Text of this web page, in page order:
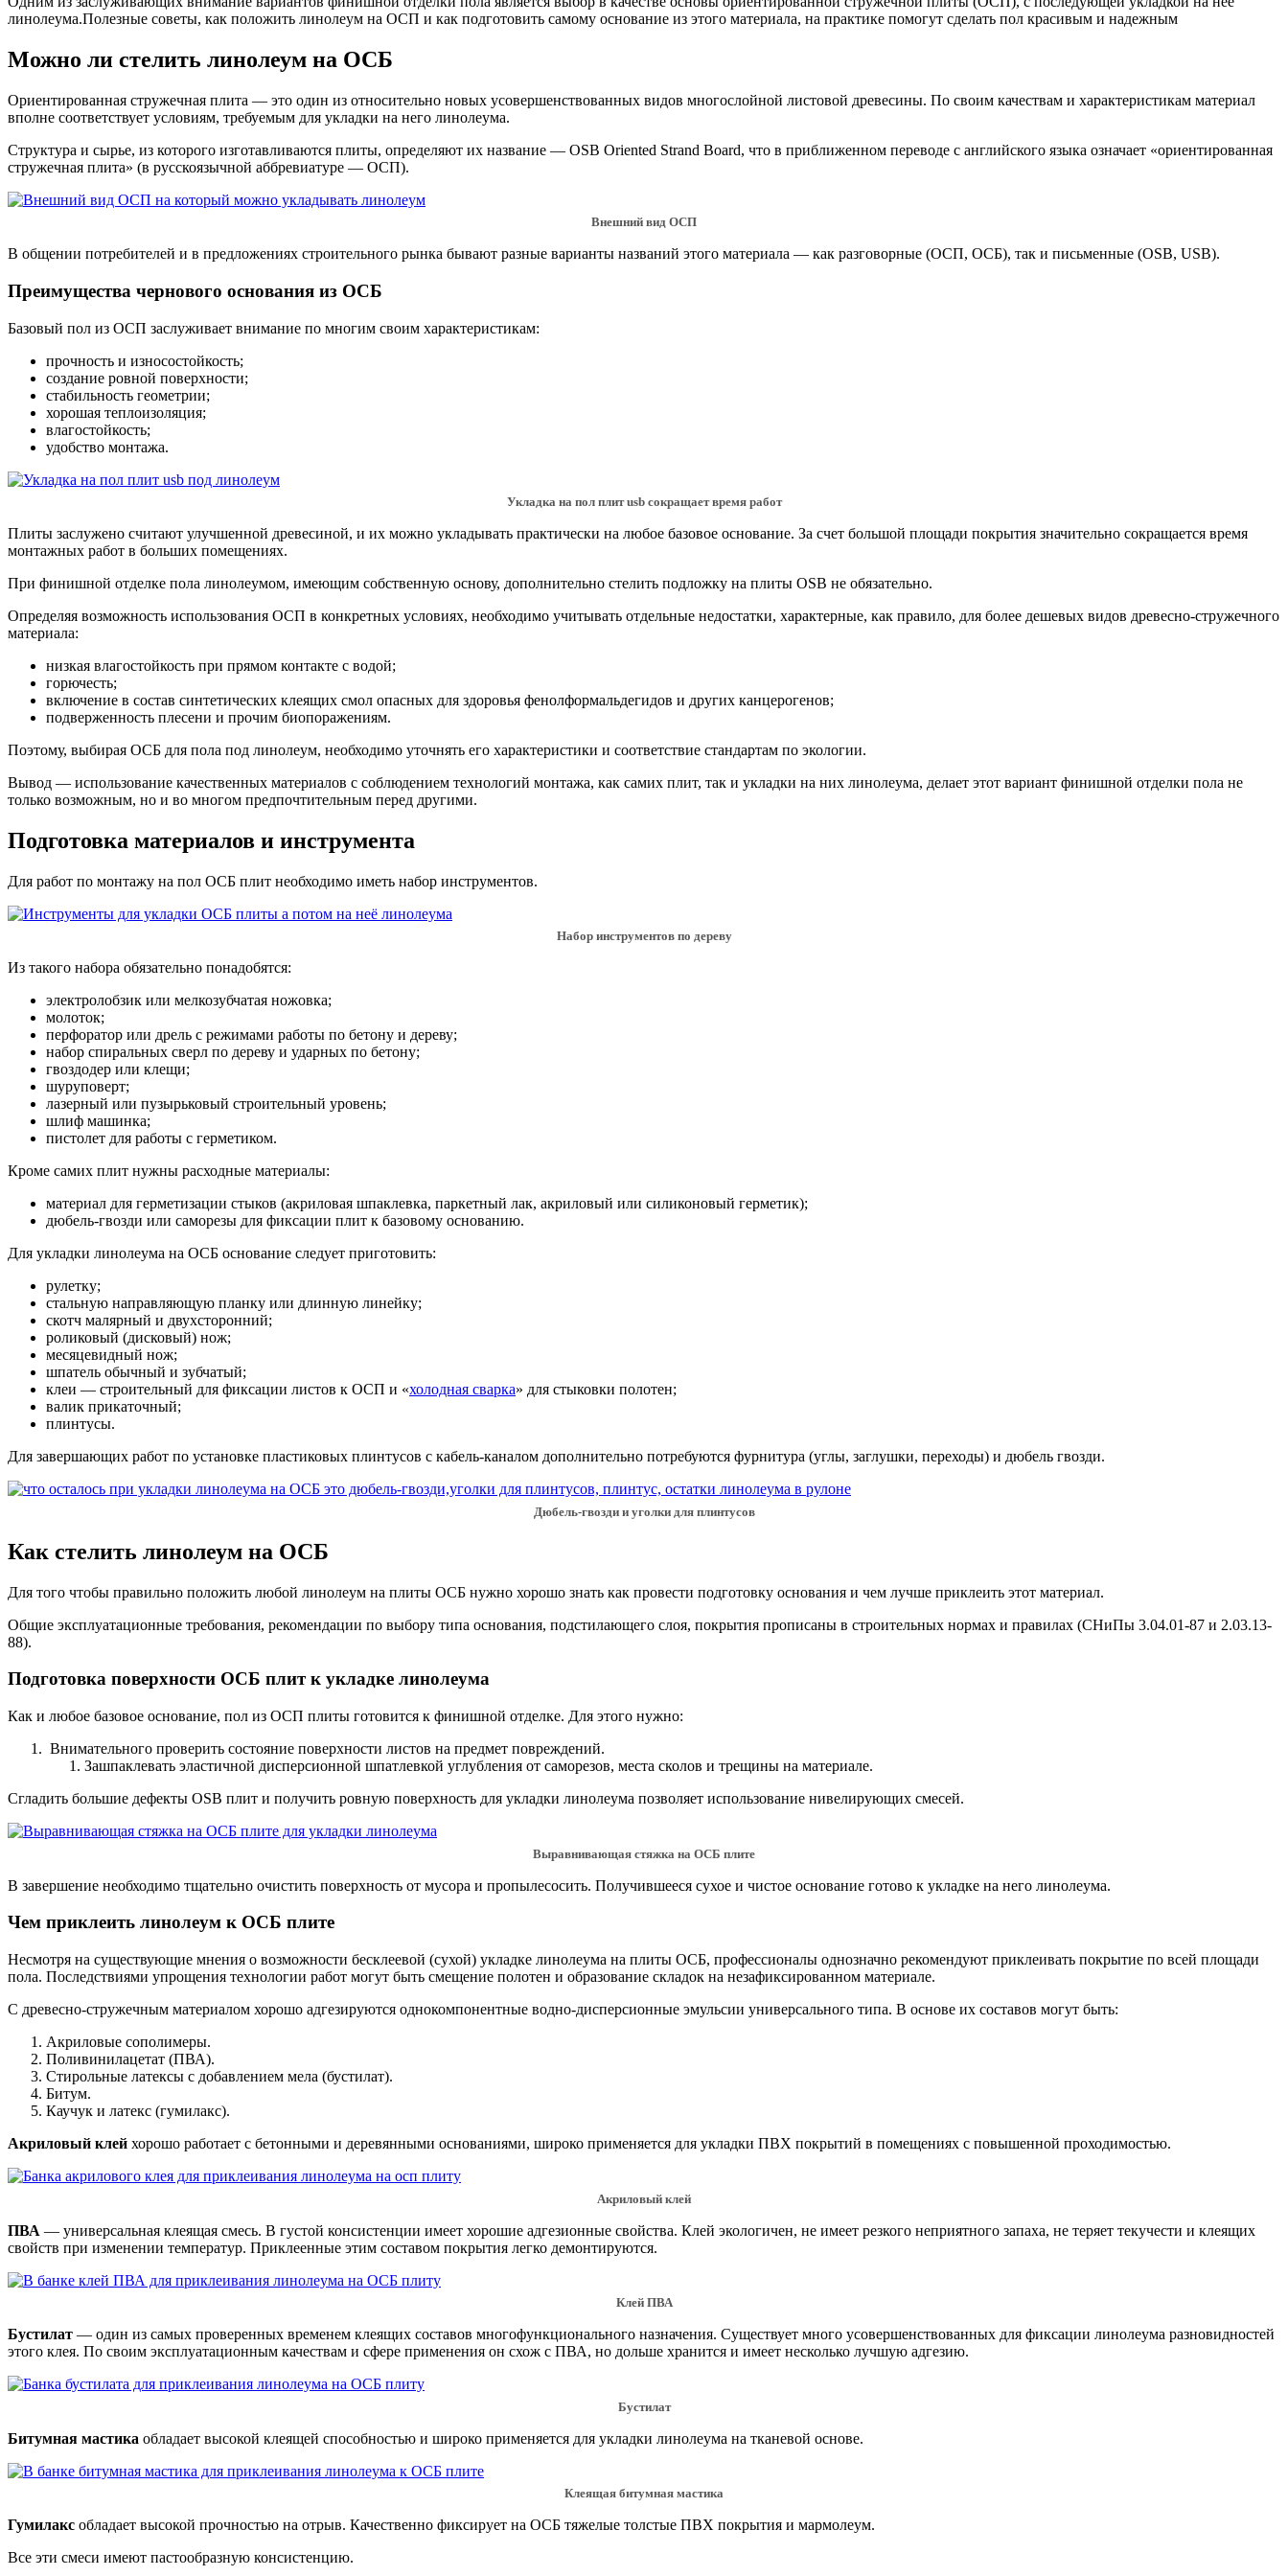
линолеума.Полезные советы, как положить линолеум на ОСП и как подготовить самому основание из этого материала, на практике помогут сделать пол красивым и надежным
Можно ли стелить линолеум на ОСБ
Ориентированная стружечная плита — это один из относительно новых усовершенствованных видов многослойной листовой древесины. По своим качествам и характеристикам материал
вполне соответствует условиям, требуемым для укладки на него линолеума.
Структура и сырье, из которого изготавливаются плиты, определяют их название — OSB Oriented Strand Board, что в приближенном переводе с английского языка означает «ориентированная
стружечная плита» (в русскоязычной аббревиатуре — ОСП).
Внешний вид ОСП
В общении потребителей и в предложениях строительного рынка бывают разные варианты названий этого материала — как разговорные (ОСП, ОСБ), так и письменные (OSB, USB).
Преимущества чернового основания из ОСБ
Базовый пол из ОСП заслуживает внимание по многим своим характеристикам:
прочность и износостойкость;
создание ровной поверхности;
стабильность геометрии;
хорошая теплоизоляция;
влагостойкость;
удобство монтажа.
Укладка на пол плит usb сокращает время работ
Плиты заслужено считают улучшенной древесиной, и их можно укладывать практически на любое базовое основание. За счет большой площади покрытия значительно сокращается время
монтажных работ в больших помещениях.
При финишной отделке пола линолеумом, имеющим собственную основу, дополнительно стелить подложку на плиты OSB не обязательно.
Определяя возможность использования ОСП в конкретных условиях, необходимо учитывать отдельные недостатки, характерные, как правило, для более дешевых видов древесно-стружечного
материала:
низкая влагостойкость при прямом контакте с водой;
горючесть;
включение в состав синтетических клеящих смол опасных для здоровья фенолформальдегидов и других канцерогенов;
подверженность плесени и прочим биопоражениям.
Поэтому, выбирая ОСБ для пола под линолеум, необходимо уточнять его характеристики и соответствие стандартам по экологии.
Вывод — использование качественных материалов с соблюдением технологий монтажа, как самих плит, так и укладки на них линолеума, делает этот вариант финишной отделки пола не
только возможным, но и во многом предпочтительным перед другими.
Подготовка материалов и инструмента
Для работ по монтажу на пол ОСБ плит необходимо иметь набор инструментов.
Набор инструментов по дереву
Из такого набора обязательно понадобятся:
электролобзик или мелкозубчатая ножовка;
молоток;
перфоратор или дрель с режимами работы по бетону и дереву;
набор спиральных сверл по дереву и ударных по бетону;
гвоздодер или клещи;
шуруповерт;
лазерный или пузырьковый строительный уровень;
шлиф машинка;
пистолет для работы с герметиком.
Кроме самих плит нужны расходные материалы:
материал для герметизации стыков (акриловая шпаклевка, паркетный лак, акриловый или силиконовый герметик);
дюбель-гвозди или саморезы для фиксации плит к базовому основанию.
Для укладки линолеума на ОСБ основание следует приготовить:
рулетку;
стальную направляющую планку или длинную линейку;
скотч малярный и двухсторонний;
роликовый (дисковый) нож;
месяцевидный нож;
шпатель обычный и зубчатый;
клеи — строительный для фиксации листов к ОСП и «холодная сварка» для стыковки полотен;
валик прикаточный;
плинтусы.
Для завершающих работ по установке пластиковых плинтусов с кабель-каналом дополнительно потребуются фурнитура (углы, заглушки, переходы) и дюбель гвозди.
Дюбель-гвозди и уголки для плинтусов
Как стелить линолеум на ОСБ
Для того чтобы правильно положить любой линолеум на плиты ОСБ нужно хорошо знать как провести подготовку основания и чем лучше приклеить этот материал.
Общие эксплуатационные требования, рекомендации по выбору типа основания, подстилающего слоя, покрытия прописаны в строительных нормах и правилах (СНиПы 3.04.01-87 и 2.03.13-
88).
Подготовка поверхности ОСБ плит к укладке линолеума
Как и любое базовое основание, пол из ОСП плиты готовится к финишной отделке. Для этого нужно:
Внимательного проверить состояние поверхности листов на предмет повреждений.
Зашпаклевать эластичной дисперсионной шпатлевкой углубления от саморезов, места сколов и трещины на материале.
Сгладить большие дефекты OSB плит и получить ровную поверхность для укладки линолеума позволяет использование нивелирующих смесей.
Выравнивающая стяжка на ОСБ плите
В завершение необходимо тщательно очистить поверхность от мусора и пропылесосить. Получившееся сухое и чистое основание готово к укладке на него линолеума.
Чем приклеить линолеум к ОСБ плите
Несмотря на существующие мнения о возможности бесклеевой (сухой) укладке линолеума на плиты ОСБ, профессионалы однозначно рекомендуют приклеивать покрытие по всей площади
пола. Последствиями упрощения технологии работ могут быть смещение полотен и образование складок на незафиксированном материале.
С древесно-стружечным материалом хорошо адгезируются однокомпонентные водно-дисперсионные эмульсии универсального типа. В основе их составов могут быть:
Акриловые сополимеры.
Поливинилацетат (ПВА).
Стирольные латексы с добавлением мела (бустилат).
Битум.
Каучук и латекс (гумилакс).
Акриловый клей хорошо работает с бетонными и деревянными основаниями, широко применяется для укладки ПВХ покрытий в помещениях с повышенной проходимостью.
Акриловый клей
ПВА — универсальная клеящая смесь. В густой консистенции имеет хорошие адгезионные свойства. Клей экологичен, не имеет резкого неприятного запаха, не теряет текучести и клеящих
свойств при изменении температур. Приклеенные этим составом покрытия легко демонтируются.
Клей ПВА
Бустилат — один из самых проверенных временем клеящих составов многофункционального назначения. Существует много усовершенствованных для фиксации линолеума разновидностей
этого клея. По своим эксплуатационным качествам и сфере применения он схож с ПВА, но дольше хранится и имеет несколько лучшую адгезию.
Бустилат
Битумная мастика обладает высокой клеящей способностью и широко применяется для укладки линолеума на тканевой основе.
Клеящая битумная мастика
Гумилакс обладает высокой прочностью на отрыв. Качественно фиксирует на ОСБ тяжелые толстые ПВХ покрытия и мармолеум.
Все эти смеси имеют пастообразную консистенцию.